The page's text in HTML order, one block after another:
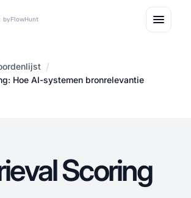
byFlowHunt
/
Hoe AI-systemen bronrelevantie
Scoring